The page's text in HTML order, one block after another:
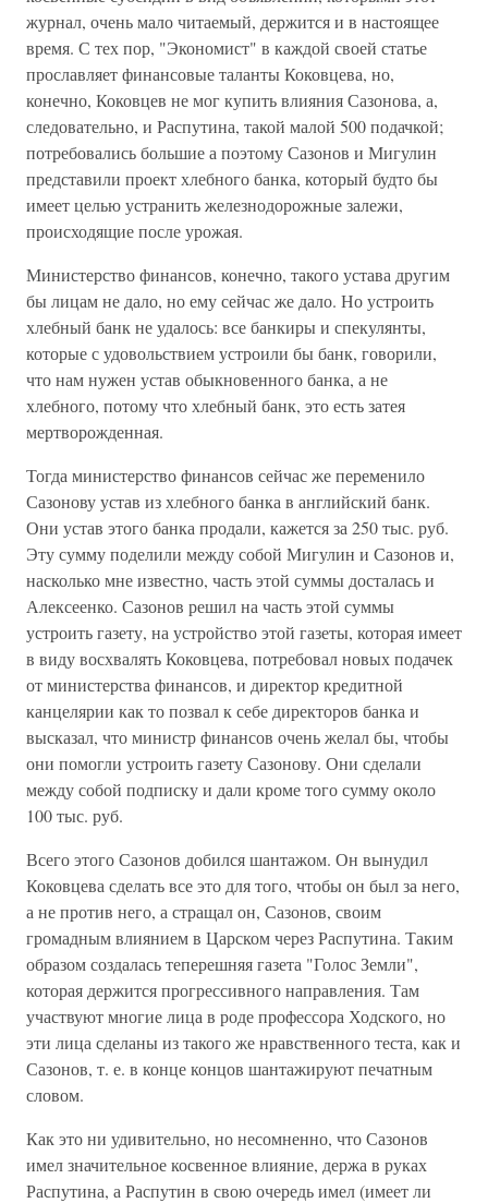
журнал, очень мало читаемый, держится и в настоящее
время. С тех пор, "Экономист" в каждой своей статье
прославляет финансовые таланты Коковцева, но,
конечно, Коковцев не мог купить влияния Сазонова, а,
следовательно, и Распутина, такой малой 500 подачкой;
потребовались большие а поэтому Сазонов и Мигулин
представили проект хлебного банка, который будто бы
имеет целью устранить железнодорожные залежи,
происходящие после урожая.
Министерство финансов, конечно, такого устава другим
бы лицам не дало, но ему сейчас же дало. Но устроить
хлебный банк не удалось: все банкиры и спекулянты,
которые с удовольствием устроили бы банк, говорили,
что нам нужен устав обыкновенного банка, а не
хлебного, потому что хлебный банк, это есть затея
мертворожденная.
Тогда министерство финансов сейчас же переменило
Сазонову устав из хлебного банка в английский банк.
Они устав этого банка продали, кажется за 250 тыс. руб.
Эту сумму поделили между собой Мигулин и Сазонов и,
насколько мне известно, часть этой суммы досталась и
Алексеенко. Сазонов решил на часть этой суммы
устроить газету, на устройство этой газеты, которая имеет
в виду восхвалять Коковцева, потребовал новых подачек
от министерства финансов, и директор кредитной
канцелярии как то позвал к себе директоров банка и
высказал, что министр финансов очень желал бы, чтобы
они помогли устроить газету Сазонову. Они сделали
между собой подписку и дали кроме того сумму около
100 тыс. руб.
Всего этого Сазонов добился шантажом. Он вынудил
Коковцева сделать все это для того, чтобы он был за него,
а не против него, а стращал он, Сазонов, своим
громадным влиянием в Царском через Распутина. Таким
образом создалась теперешняя газета "Голос Земли",
которая держится прогрессивного направления. Там
участвуют многие лица в роде профессора Ходского, но
эти лица сделаны из такого же нравственного теста, как и
Сазонов, т. е. в конце концов шантажируют печатным
словом.
Как это ни удивительно, но несомненно, что Сазонов
имел значительное косвенное влияние, держа в руках
Распутина, а Распутин в свою очередь имел (имеет ли